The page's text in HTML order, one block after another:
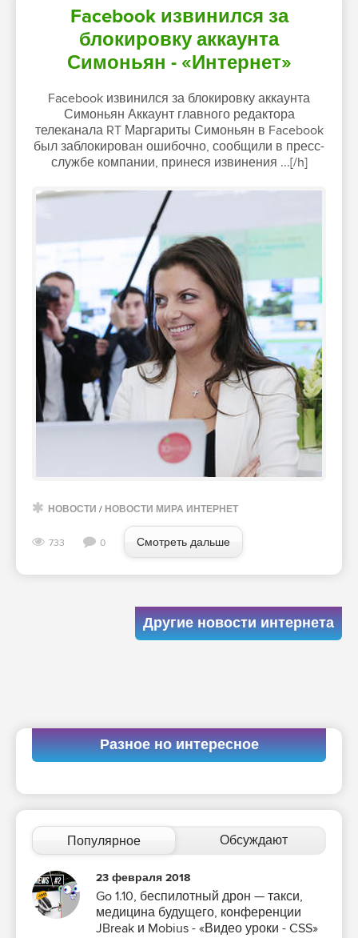
Facebook извинился за
блокировку аккаунта
Симоньян - «Интернет»
Facebook извинился за блокировку аккаунта
Симоньян Аккаунт главного редактора
телеканала RT Маргариты Симоньян в Facebook
был заблокирован ошибочно, сообщили в пресс-
службе компании, принеся извинения ...[/h]
НОВОСТИ / НОВОСТИ МИРА ИНТЕРНЕТ
733 0 Смотреть дальше
Другие новости интернета
Разное но интересное
Популярное Обсуждают
23 февраля 2018
Go 1.10, беспилотный дрон — такси,
медицина будущего, конференции
JBreak и Mobius - «Видео уроки - CSS»